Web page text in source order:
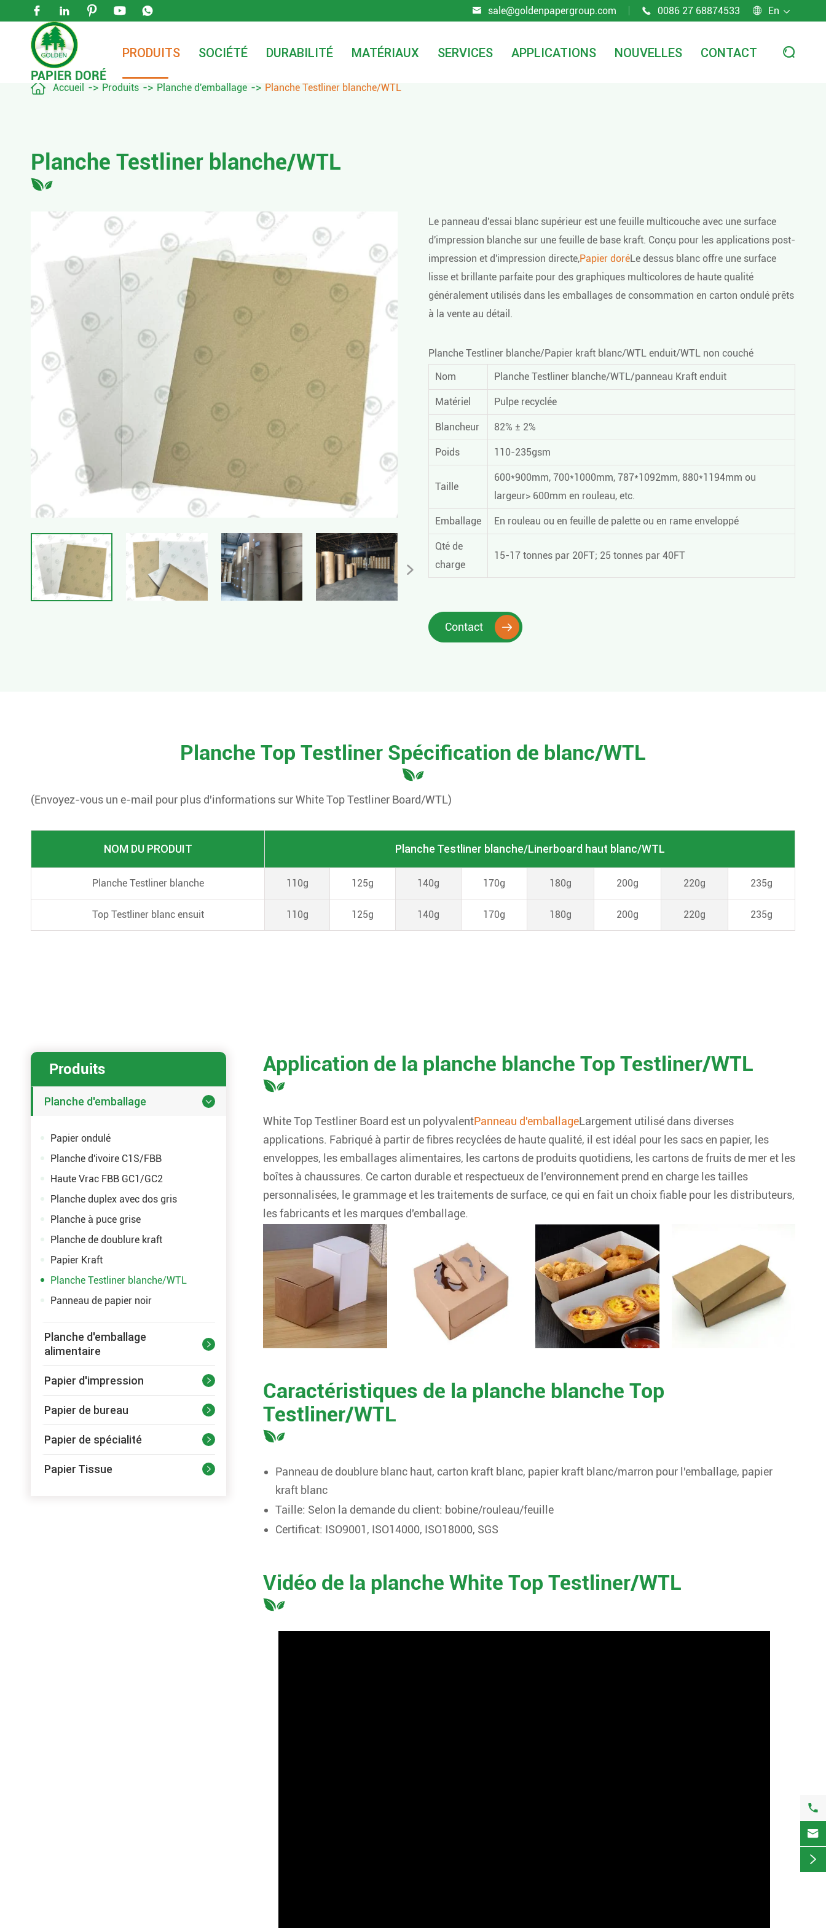
      sale@goldenpapergroup.com  0086 27 68874533  En 
PAPIER DORÉ
PRODUITS SOCIÉTÉ DURABILITÉ MATÉRIAUX SERVICES APPLICATIONS NOUVELLES CONTACT 
 Accueil Produits Planche d'emballage Planche Testliner blanche/WTL
Planche Testliner blanche/WTL

Le panneau d'essai blanc supérieur est une feuille multicouche avec une surface
d'impression blanche sur une feuille de base kraft. Conçu pour les applications post-
impression et d'impression directe,Papier doréLe dessus blanc offre une surface
lisse et brillante parfaite pour des graphiques multicolores de haute qualité
généralement utilisés dans les emballages de consommation en carton ondulé prêts
à la vente au détail.
Planche Testliner blanche/Papier kraft blanc/WTL enduit/WTL non couché
Nom
Planche Testliner blanche/WTL/panneau Kraft enduit
Matériel Pulpe recyclée
Blancheur 82% ± 2%
Poids 110-235gsm
Taille
600*900mm, 700*1000mm, 787*1092mm, 880*1194mm ou
largeur> 600mm en rouleau, etc.
Emballage En rouleau ou en feuille de palette ou en rame enveloppé
Qté de
charge
15-17 tonnes par 20FT; 25 tonnes par 40FT
Contact 
Planche Top Testliner Spécification de blanc/WTL
(Envoyez-vous un e-mail pour plus d'informations sur White Top Testliner Board/WTL)
NOM DU PRODUIT Planche Testliner blanche/Linerboard haut blanc/WTL
Planche Testliner blanche 110g 125g 140g 170g 180g 200g 220g 235g
Top Testliner blanc ensuit 110g 125g 140g 170g 180g 200g 220g 235g
Produits
Planche d'emballage 
Papier ondulé
Planche d'ivoire C1S/FBB
Haute Vrac FBB GC1/GC2
Planche duplex avec dos gris
Planche à puce grise
Planche de doublure kraft
Papier Kraft
Planche Testliner blanche/WTL
Panneau de papier noir
Planche d'emballage
alimentaire

Papier d'impression 
Papier de bureau 
Papier de spécialité 
Papier Tissue 
Application de la planche blanche Top Testliner/WTL
White Top Testliner Board est un polyvalentPanneau d'emballageLargement utilisé dans diverses
applications. Fabriqué à partir de fibres recyclées de haute qualité, il est idéal pour les sacs en papier, les
enveloppes, les emballages alimentaires, les cartons de produits quotidiens, les cartons de fruits de mer et les
boîtes à chaussures. Ce carton durable et respectueux de l'environnement prend en charge les tailles
personnalisées, le grammage et les traitements de surface, ce qui en fait un choix fiable pour les distributeurs,
les fabricants et les marques d'emballage.
Caractéristiques de la planche blanche Top
Testliner/WTL
Panneau de doublure blanc haut, carton kraft blanc, papier kraft blanc/marron pour l'emballage, papier
kraft blanc
Taille: Selon la demande du client: bobine/rouleau/feuille
Certificat: ISO9001, ISO14000, ISO18000, SGS
Vidéo de la planche White Top Testliner/WTL


